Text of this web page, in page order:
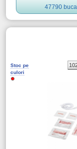
47790
Stoc pe
culori